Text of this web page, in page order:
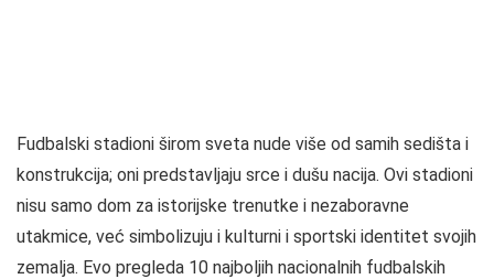
Fudbalski stadioni širom sveta nude više od samih sedišta i
konstrukcija; oni predstavljaju srce i dušu nacija. Ovi stadioni
nisu samo dom za istorijske trenutke i nezaboravne
utakmice, već simbolizuju i kulturni i sportski identitet svojih
zemalja. Evo pregleda 10 najboljih nacionalnih fudbalskih